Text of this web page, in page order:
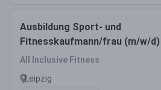
Ausbildung Sport- und
Fitnesskaufmann/frau (m/w/d)
All Inclusive Fitness
Leipzig